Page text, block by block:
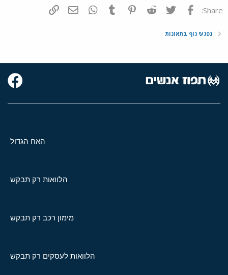
Share: פייסבוק Twitter
Reddit
Pinterest
Tumblr
WhatsAppדואר אלקטרוני
נפגעי גוף בתאונות
האח הגדול
הלוואות רק תבקש
מימון רכב רק תבקש
הלוואות לעסקים רק תבקש